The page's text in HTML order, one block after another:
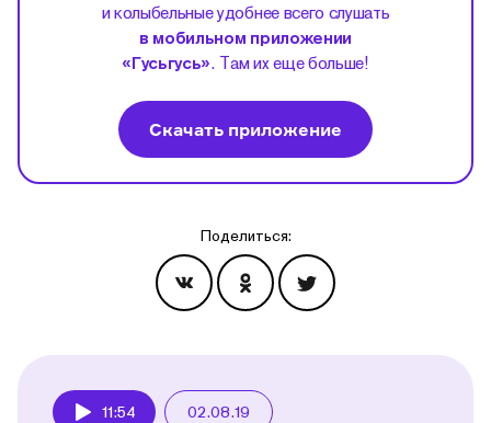
и колыбельные удобнее всего слушать
в мобильном приложении
«Гусьгусь». Там их еще больше!
Скачать приложение
Поделиться:
11:54 02.08.19